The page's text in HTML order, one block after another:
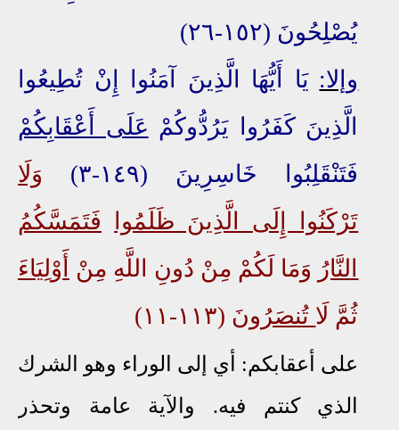
يُصْلِحُونَ (١٥٢-٢٦)
وإلا: يَا أَيُّهَا الَّذِينَ آمَنُوا إِنْ تُطِيعُوا
الَّذِينَ كَفَرُوا يَرُدُّوكُمْ عَلَى أَعْقَابِكُمْ
فَتَنْقَلِبُوا خَاسِرِينَ (١٤٩-٣)
وَلَا
تَرْكَنُوا إِلَى الَّذِينَ ظَلَمُوا
فَتَمَسَّكُمُ
النَّارُ وَمَا لَكُمْ مِنْ دُونِ اللَّهِ مِنْ
أَوْلِيَاءَ
ثُمَّ ل َا تُنصَرُونَ (١١٣-١١)
على أعقابكم: أي إلى الوراء وهو الشرك
الذي كنتم فيه. والآية عامة وتحذر